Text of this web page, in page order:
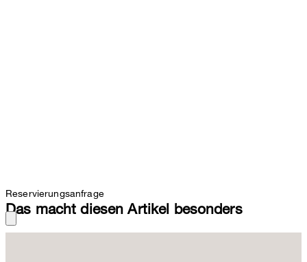
Reservierungsanfrage
Das macht diesen Artikel besonders